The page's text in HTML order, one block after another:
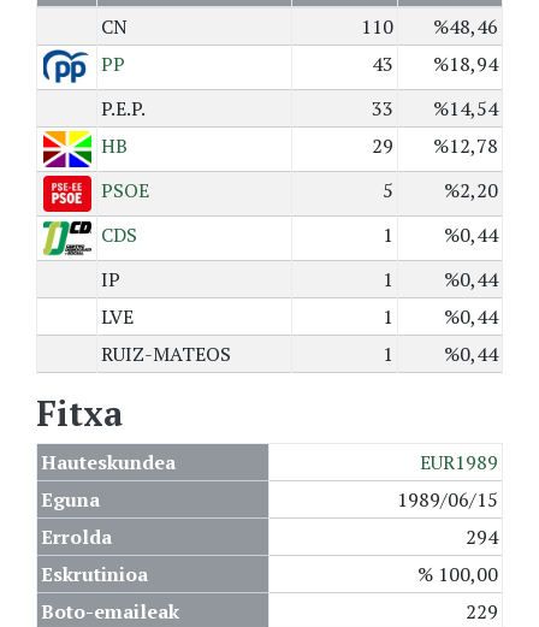
CN
110
%48,46
PP
43
%18,94
P.E.P.
33
%14,54
HB
29
%12,78
PSOE
5
%2,20
CDS
1
%0,44
IP
1
%0,44
LVE
1
%0,44
RUIZ-MATEOS
1 %0,44
Fitxa
Hauteskundea
EUR1989
Eguna
1989/06/15
Errolda
294
Eskrutinioa
% 100,00
Boto-emaileak
229